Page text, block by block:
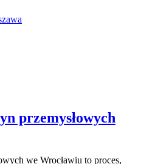
przemysłowych
we Wrocławiu to proces,